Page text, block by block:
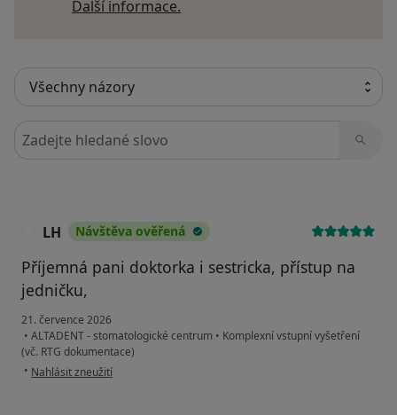
Další informace.
Hledejte v názorech
LH Návštěva ověřená
Příjemná pani doktorka i sestricka, přístup na
jedničku,
21. července 2026
• ALTADENT - stomatologické centrum • Komplexní vstupní vyšetření
(vč. RTG dokumentace)
• podle názoru uživatele LH
Nahlásit zneužití